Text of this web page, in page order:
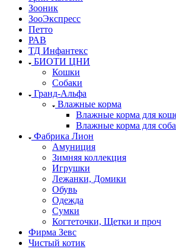
Зооник
ЗооЭкспресс
Петто
РАВ
ТД Инфантекс
БИОТИ ЦНИ
Кошки
Собаки
Гранд-Альфа
Влажные корма
Влажные корма для
Влажные корма для
Фабрика Лион
Амуниция
Зимняя коллекция
Игрушки
Лежанки, Домики
Обувь
Одежда
Сумки
Когтеточки, Щетки и проч
Фирма Зевс
Чистый котик